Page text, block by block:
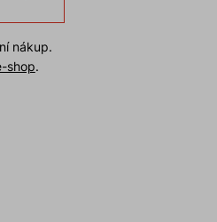
nákup.
shop.